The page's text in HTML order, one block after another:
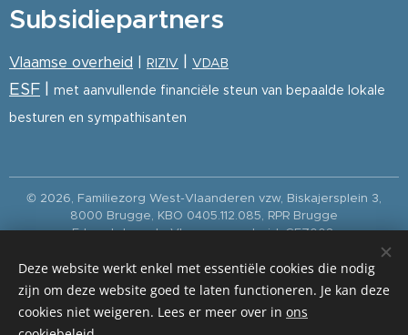
Subsidiepartners
Vlaamse overheid RIZIV VDAB
ESF
met aanvullende financiële steun van bepaalde lokale
besturen en sympathisanten
© 2026, Familiezorg West-Vlaanderen vzw, Biskajersplein 3,
8000 Brugge, KBO 0405.112.085, RPR Brugge
Erkend door de Vlaamse overheid: GEZ003,
Paramedica is de erkende dienst voor thuisverpleging van
Familiezorg West-Vlaanderen vzw (Vlaams erkenningsnummer
002 / RIZIV-groepsnummer 94020813001).
privacybeleid|meldpunt inbreuken op Unie- of nationaal recht
Deze website werkt enkel met essentiële cookies die nodig
zijn om deze website goed te laten functioneren. Je kan deze
cookies niet weigeren. Lees er meer over in ons